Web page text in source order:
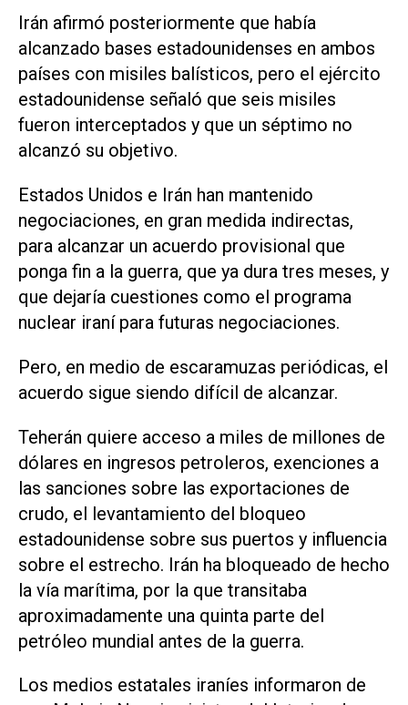
Irán afirmó posteriormente que había
alcanzado ⁠bases estadounidenses en ambos
países con misiles balísticos, pero el ejército
estadounidense señaló que seis misiles
fueron interceptados y que un séptimo no
alcanzó su objetivo.
Estados Unidos e Irán han mantenido
negociaciones, en gran medida indirectas,
para alcanzar un acuerdo provisional que
ponga fin a la guerra, que ⁠ya dura tres meses, y
que dejaría cuestiones como el programa
nuclear iraní para futuras negociaciones.
Pero, en medio de escaramuzas periódicas, ​el
acuerdo sigue siendo difícil de alcanzar.
Teherán quiere acceso a miles de millones de
dólares en ingresos ‌petroleros, exenciones a
las sanciones sobre las exportaciones de
crudo, el ‌levantamiento del bloqueo
estadounidense sobre sus puertos y influencia
sobre el estrecho. Irán ha bloqueado de hecho
la vía marítima, por ⁠la que transitaba
aproximadamente una quinta parte del
petróleo mundial antes de la guerra.
Los medios estatales iraníes informaron de